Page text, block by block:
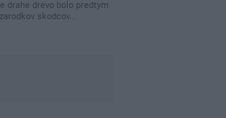
drahe drevo bolo predtym
skodcov...